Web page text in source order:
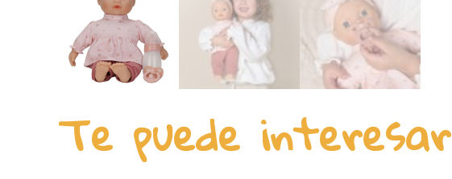
Te puede interesar